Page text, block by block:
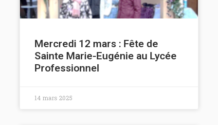
Mercredi 12 mars : Fête de
Sainte Marie-Eugénie au Lycée
Professionnel
14 mars 2025